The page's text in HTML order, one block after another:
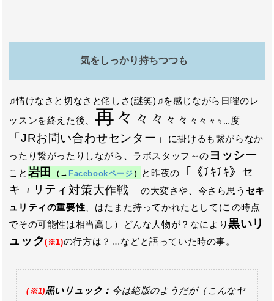
気をしっかり持ちつつも
♫情けなさと切なさと侘しさ(謎笑)♫を感じながら日曜のレ
ッスンを終えた後、 再々 々々 々々 々々 々 々… 度
「JRお問い合わせセンター」
に掛けるも繋がらなか
ったり繋がったりしながら、ラボスタッフ～のヨッシー
こと 岩田 （→ Facebookページ ） と昨夜の
「《ﾁｷﾁｷ》セ
キュリティ対策大作戦」の大変さや、今さら思う セキ
ュリティの重要性 、はたまた持ってかれたとして(この時点
でその可能性は相当高し）どんな人物が？なにより黒いリ
ュック(※1)の行方は？…などと語っていた時の事。
(※1)黒いリュック： 今は絶版のようだが（こんなヤ